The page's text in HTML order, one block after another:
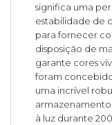
significa uma
estabilidade de
para fornecer
disposição de
garante cores
foram
uma incrível
armazenamento
à luz durante